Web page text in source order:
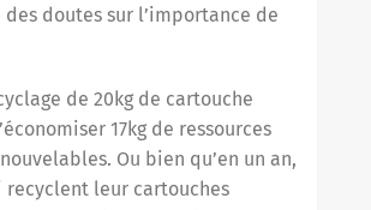
des doutes sur l’importance de
de 20kg de cartouche
17kg de ressources
Ou bien qu’en un an,
leur cartouches